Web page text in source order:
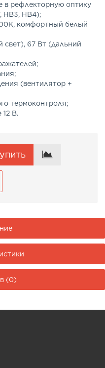
в рефлекторную оптику
HB3, HB4);
комфортный белый
67 Вт (дальний
(вентилятор +
термоконтроля;
В.
(0)